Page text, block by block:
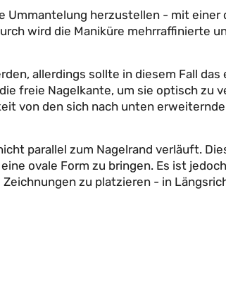
Ummantelung herzustellen - mit einer
wird die Maniküre mehrraffinierte
allerdings sollte in diesem Fall das
freie Nagelkante, um sie optisch zu
von den sich nach unten
parallel zum Nagelrand verläuft.
ovale Form zu bringen. Es ist
zu platzieren - in